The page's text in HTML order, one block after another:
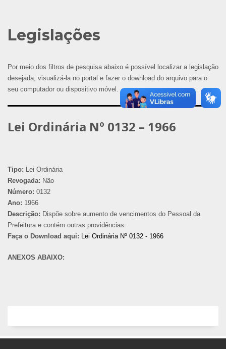
Legislações
Por meio dos filtros de pesquisa abaixo é possível localizar a legislação
desejada, visualizá-la no portal e fazer o download do arquivo para o
seu computador ou dispositivo móvel.
Lei Ordinária Nº 0132 – 1966
Tipo: Lei Ordinária
Revogada: Não
Número: 0132
Ano: 1966
Descrição: Dispõe sobre aumento de vencimentos do Pessoal da
Prefeitura e contém outras providências.
Faça o Download aqui: Lei Ordinária Nº 0132 - 1966
ANEXOS ABAIXO: